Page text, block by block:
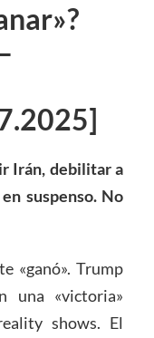
Irán, debilitar a
suspenso. No
«ganó». Trump
una «victoria»
shows. El